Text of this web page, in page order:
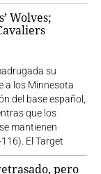
Wolves;
su
a los Minnesota
del base español,
que los
mantienen
El Target
pero